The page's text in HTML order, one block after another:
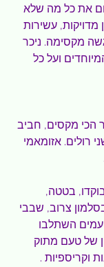
את כל מה שלא
מדויקות, עשירות
מקסימה. ניכר
ועל כל
הכי מקסים, חביב
רולים. אזומאמי
בטטה,
בסלמון צרוב, שבבי
השתלבו
של טעם מתוק
וקריספיות .